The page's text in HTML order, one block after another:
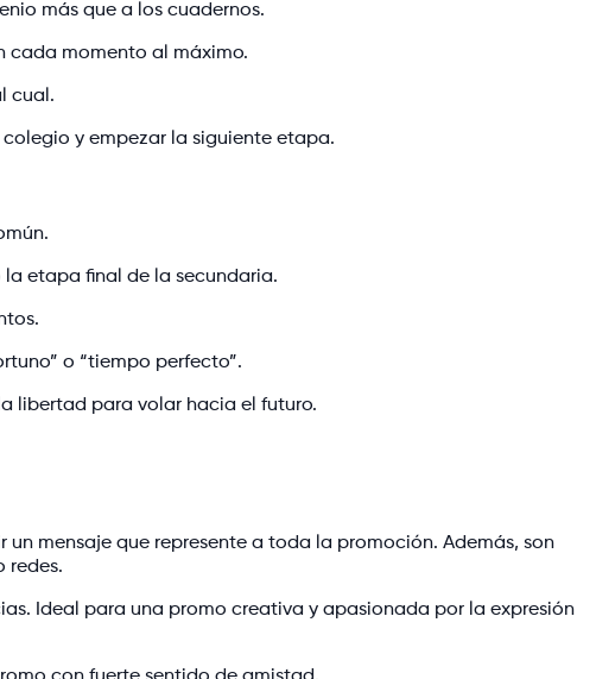
más que a los cuadernos.
cada momento al máximo.
cual.
y empezar la siguiente etapa.
etapa final de la secundaria.
o “tiempo perfecto”.
libertad para volar hacia el futuro.
mensaje que represente a toda la promoción. Además, son
redes.
Ideal para una promo creativa y apasionada por la expresión